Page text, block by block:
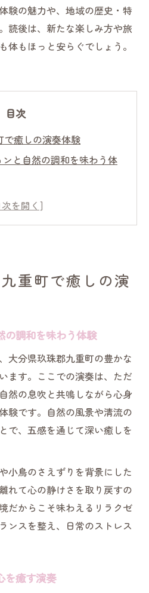
験の魅力や、地域の歴史・特
読後は、新たな楽しみ方や旅
体もほっと安らぐでしょう。
目次
で癒しの演奏体験
ンと自然の調和を味わう体
自然で心を癒す演奏
で楽しむ癒しとリラック
しむ九重町の魅力
ン演奏が引き出す九重町の
たい九重町のリラクゼー
然と音楽の癒し体験
が叶える九重町の新しい
ゼーション体験のポイン
験のすすめ
演奏で心身リフレッシュ
重町で癒しの演
の調和を味わう体験
大分県玖珠郡九重町の豊かな
ます。ここでの演奏は、ただ
然の息吹と共鳴しながら心身
験です。自然の風景や清流の
で、五感を通じて深い癒しを
小鳥のさえずりを背景にした
れて心の静けさを取り戻すの
だからこそ味わえるリラクゼ
ンスを整え、日常のストレス
を癒す演奏